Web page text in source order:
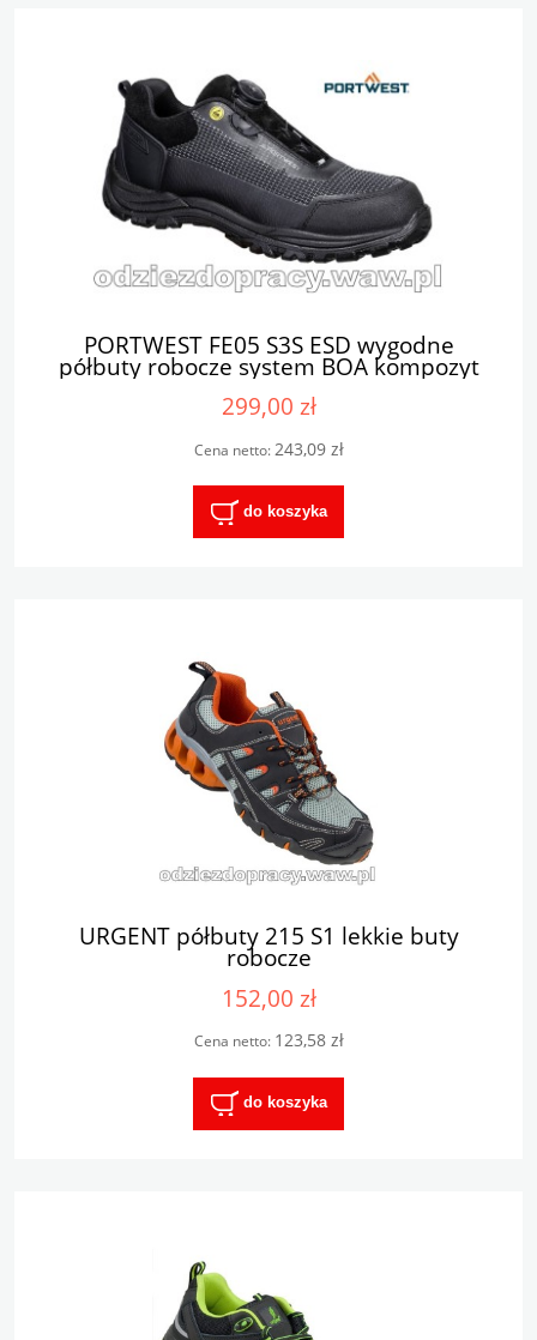
PORTWEST FE05 S3S ESD wygodne
półbuty robocze system BOA kompozyt
299,00 zł
Cena netto: 243,09 zł
do koszyka
URGENT półbuty 215 S1 lekkie buty
robocze
152,00 zł
Cena netto: 123,58 zł
do koszyka